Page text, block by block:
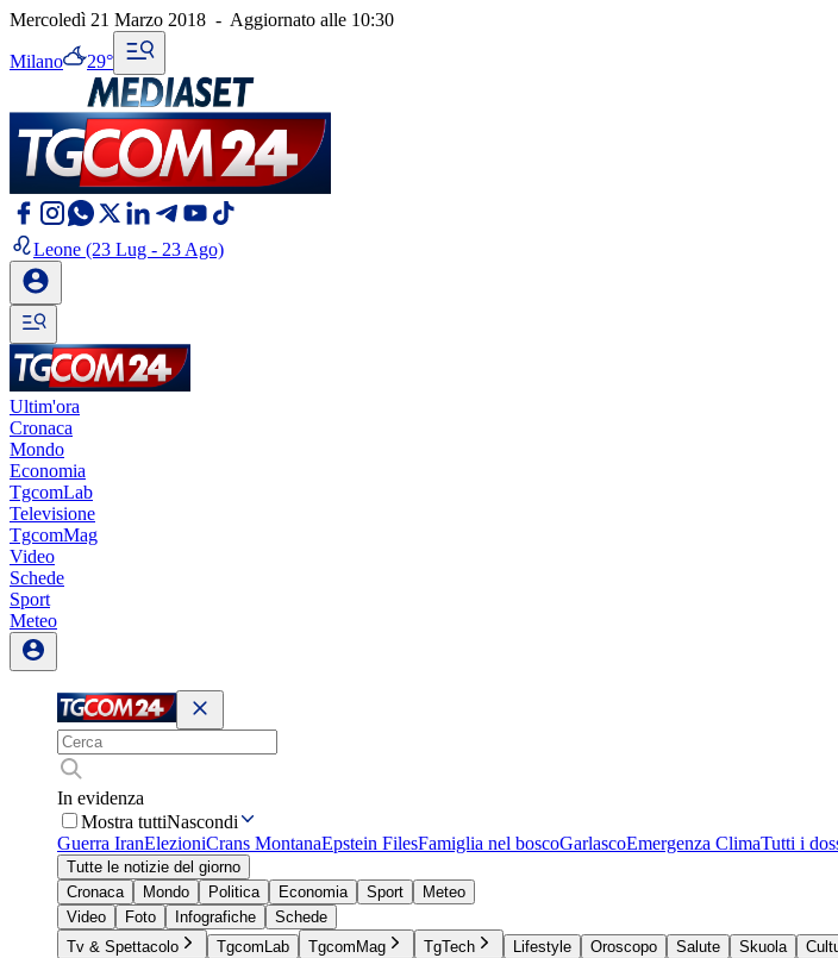
Mercoledì 21 Marzo 2018 - Aggiornato alle 10:30
Milano 29°
Leone (23 Lug - 23 Ago)
Ultim'ora
Cronaca
Mondo
Economia
TgcomLab
Televisione
TgcomMag
Video
Schede
Sport
Meteo
In evidenza
Mostra tuttiNascondi
Guerra IranElezioniCrans MontanaEpstein FilesFamiglia nel boscoGarlascoEmergenza ClimaTutti i
Tutte le notizie del giorno
Cronaca
Mondo Politica Economia Sport
Meteo
Video
Foto Infografiche
Schede
Tv & Spettacolo
TgcomLab TgcomMag TgTech Lifestyle Oroscopo Salute Skuola